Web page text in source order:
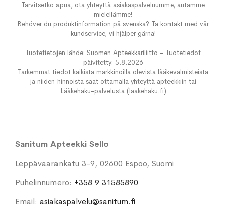
Tarvitsetko apua, ota yhteyttä asiakaspalveluumme, autamme
mielellämme!
Behöver du produktinformation på svenska? Ta kontakt med vår
kundservice, vi hjälper gärna!
Tuotetietojen lähde: Suomen Apteekkariliitto - Tuotetiedot
päivitetty: 5.8.2026
Tarkemmat tiedot kaikista markkinoilla olevista lääkevalmisteista
ja niiden hinnoista saat ottamalla yhteyttä apteekkiin tai
Lääkehaku-palvelusta (laakehaku.fi)
Sanitum Apteekki Sello
Leppävaarankatu 3-9, 02600 Espoo, Suomi
Puhelinnumero: +358 9 31585890
Email: asiakaspalvelu@sanitum.fi